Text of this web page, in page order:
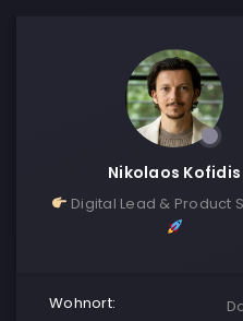
Nikolaos Kofidis
Digital Lead & Product
Wohnort: